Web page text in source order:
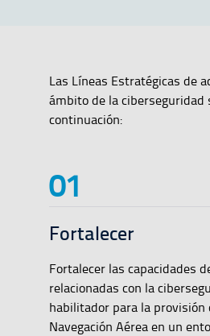
Las Líneas Estratégicas de
ámbito de la ciberseguridad
continuación:
Fortalecer
Fortalecer las capacidades
relacionadas con la
habilitador para la provisión
Navegación Aérea en un